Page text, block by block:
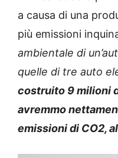
a causa di una
più emissioni
ambientale di
quelle di tre auto
costruito 9 milioni
avremmo
emissioni di CO2,